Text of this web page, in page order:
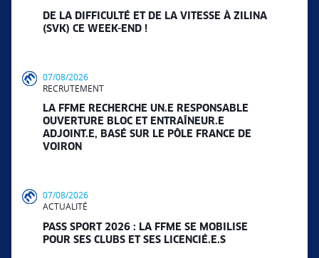
DE LA DIFFICULTÉ ET DE LA VITESSE À ZILINA
(SVK) CE WEEK-END !
07/08/2026
RECRUTEMENT
LA FFME RECHERCHE UN.E RESPONSABLE
OUVERTURE BLOC ET ENTRAÎNEUR.E
ADJOINT.E, BASÉ SUR LE PÔLE FRANCE DE
VOIRON
07/08/2026
ACTUALITÉ
PASS SPORT 2026 : LA FFME SE MOBILISE
POUR SES CLUBS ET SES LICENCIÉ.E.S